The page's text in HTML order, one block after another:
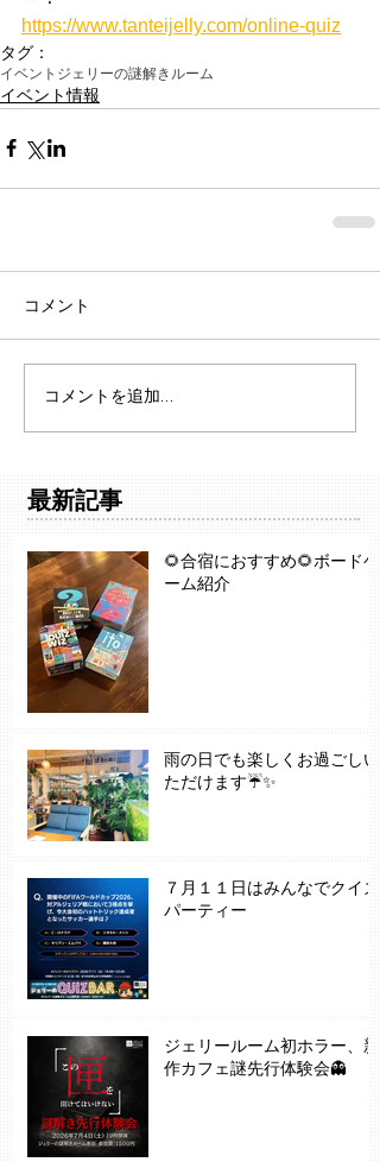
https://www.tanteijelly.com/online-quiz
タグ：
イベント ジェリーの謎解きルーム
イベント情報
コメント
コメントを追加…
最新記事
🌻合宿におすすめ🌻ボードゲ
ーム紹介
雨の日でも楽しくお過ごしい
ただけます☔✨
７月１１日はみんなでクイズ
パーティー
ジェリールーム初ホラー、新
作カフェ謎先行体験会👻